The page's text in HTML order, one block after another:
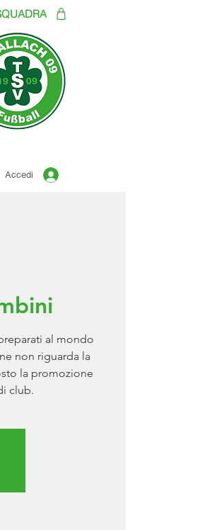
Accedi
al mondo
non riguarda la
la promozione
club.